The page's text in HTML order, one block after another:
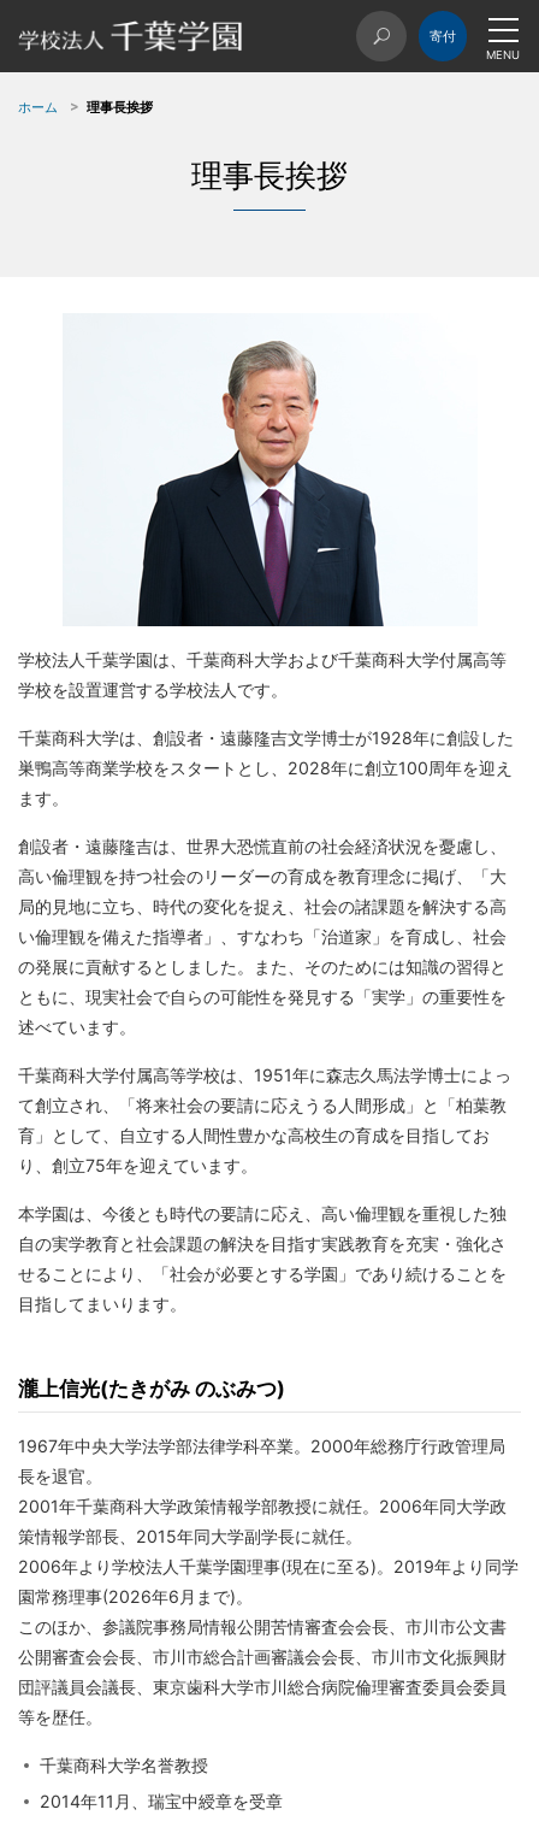
ホーム 理事長挨拶
理事長挨拶
学校法人千葉学園は、千葉商科大学および千葉商科大学付属高等
学校を設置運営する学校法人です。
千葉商科大学は、創設者・遠藤隆吉文学博士が1928年に創設した
巣鴨高等商業学校をスタートとし、2028年に創立100周年を迎え
ます。
創設者・遠藤隆吉は、世界大恐慌直前の社会経済状況を憂慮し、
高い倫理観を持つ社会のリーダーの育成を教育理念に掲げ、「大
局的見地に立ち、時代の変化を捉え、社会の諸課題を解決する高
い倫理観を備えた指導者」、すなわち「治道家」を育成し、社会
の発展に貢献するとしました。また、そのためには知識の習得と
ともに、現実社会で自らの可能性を発見する「実学」の重要性を
述べています。
千葉商科大学付属高等学校は、1951年に森志久馬法学博士によっ
て創立され、「将来社会の要請に応えうる人間形成」と「柏葉教
育」として、自立する人間性豊かな高校生の育成を目指してお
り、創立75年を迎えています。
本学園は、今後とも時代の要請に応え、高い倫理観を重視した独
自の実学教育と社会課題の解決を目指す実践教育を充実・強化さ
せることにより、「社会が必要とする学園」であり続けることを
目指してまいります。
瀧上信光(たきがみ のぶみつ)
1967年中央大学法学部法律学科卒業。2000年総務庁行政管理局
長を退官。
2001年千葉商科大学政策情報学部教授に就任。2006年同大学政
策情報学部長、2015年同大学副学長に就任。
2006年より学校法人千葉学園理事(現在に至る)。2019年より同学
園常務理事(2026年6月まで)。
このほか、参議院事務局情報公開苦情審査会会長、市川市公文書
公開審査会会長、市川市総合計画審議会会長、市川市文化振興財
団評議員会議長、東京歯科大学市川総合病院倫理審査委員会委員
等を歴任。
千葉商科大学名誉教授
2014年11月、瑞宝中綬章を受章